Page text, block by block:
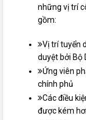
những vị trí
gồm:
Vị trí tuyển
duyệt bởi Bộ
Ứng viên
chính phủ
Các điều
được kém